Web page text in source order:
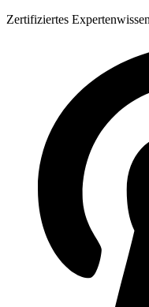
Zum
Zertifiziertes